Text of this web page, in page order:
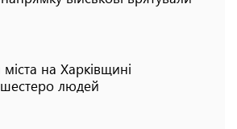
на Харківщині
людей